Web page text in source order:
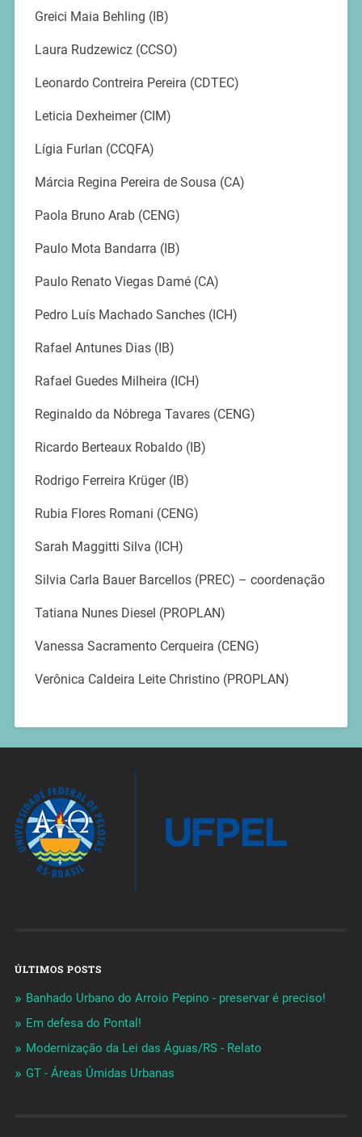
Greici Maia Behling (IB)
Laura Rudzewicz (CCSO)
Leonardo Contreira Pereira (CDTEC)
Leticia Dexheimer (CIM)
Lígia Furlan (CCQFA)
Márcia Regina Pereira de Sousa (CA)
Paola Bruno Arab (CENG)
Paulo Mota Bandarra (IB)
Paulo Renato Viegas Damé (CA)
Pedro Luís Machado Sanches (ICH)
Rafael Antunes Dias (IB)
Rafael Guedes Milheira (ICH)
Reginaldo da Nóbrega Tavares (CENG)
Ricardo Berteaux Robaldo (IB)
Rodrigo Ferreira Krüger (IB)
Rubia Flores Romani (CENG)
Sarah Maggitti Silva (ICH)
Silvia Carla Bauer Barcellos (PREC) – coordenação
Tatiana Nunes Diesel (PROPLAN)
Vanessa Sacramento Cerqueira (CENG)
Verônica Caldeira Leite Christino (PROPLAN)
ÚLTIMOS POSTS
Banhado Urbano do Arroio Pepino - preservar é preciso!
Em defesa do Pontal!
Modernização da Lei das Águas/RS - Relato
GT - Áreas Úmidas Urbanas